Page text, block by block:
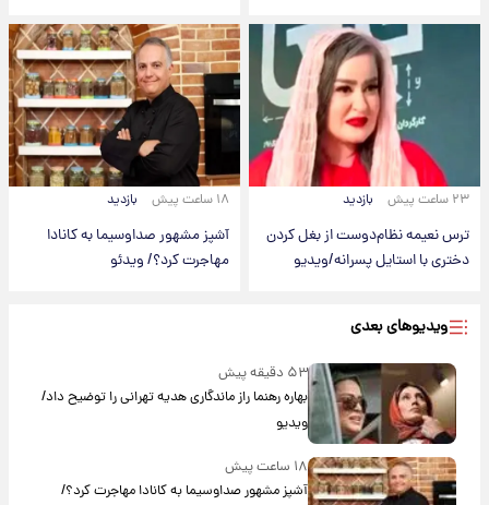
۲۳ ساعت پیش بازدید
ترس نعیمه نظام‌دوست از بغل کردن
دختری با استایل پسرانه/ویدیو
۱۸ ساعت پیش بازدید
آشپز مشهور صداوسیما به کانادا
مهاجرت کرد؟/ ویدئو
ویدیوهای بعدی
۵۳ دقیقه پیش
بهاره رهنما راز ماندگاری هدیه تهرانی را توضیح داد/
ویدیو
۱۸ ساعت پیش
آشپز مشهور صداوسیما به کانادا مهاجرت کرد؟/